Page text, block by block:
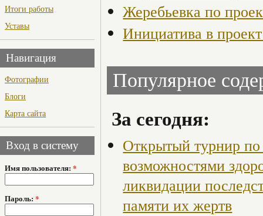
Итоги работы
Уставы
Навигация
Фотографии
Блоги
Карта сайта
Вход в систему
Имя пользователя: *
Пароль: *
Жеребьевка по
Инициатива в
Популярное
За сегодня:
Открытый турнир
возможностями
ликвидации
памяти их жертв